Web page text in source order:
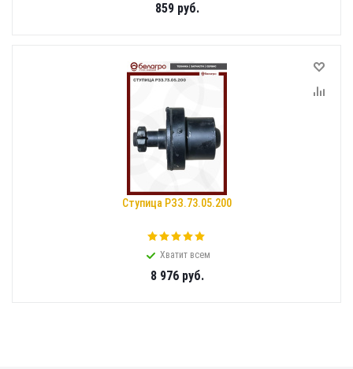
859руб.
Ступица РЗЗ.73.05.200
Хватит всем
8 976руб.